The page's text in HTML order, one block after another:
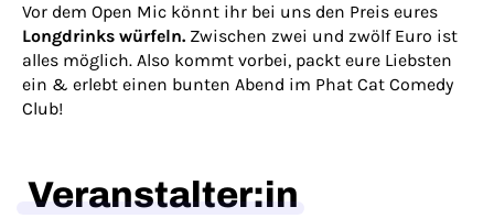
Vor dem Open Mic könnt ihr bei uns den Preis eures
Longdrinks würfeln. Zwischen zwei und zwölf Euro ist
alles möglich. Also kommt vorbei, packt eure Liebsten
ein & erlebt einen bunten Abend im Phat Cat Comedy
Club!
Veranstalter:in